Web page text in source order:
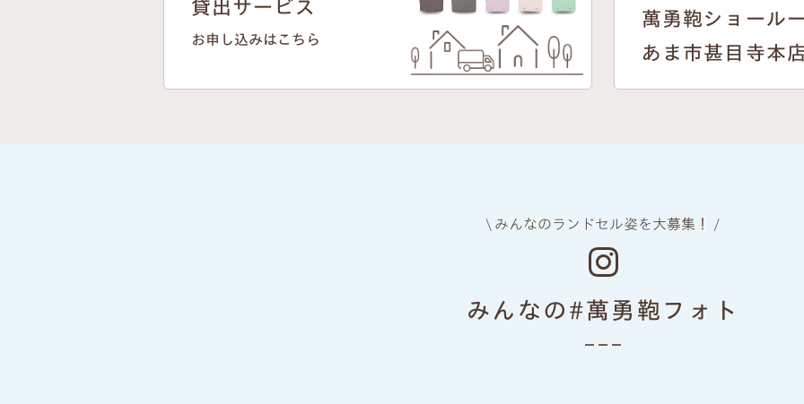
貸出サービス
お申し込みはこちら
萬勇鞄ショール
あま市甚目寺本
\ みんなのランドセル姿を大募集！ /
みんなの#萬勇鞄フォト